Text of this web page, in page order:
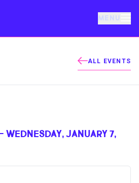
MENU
ALL EVENTS
WEDNESDAY, JANUARY 7,